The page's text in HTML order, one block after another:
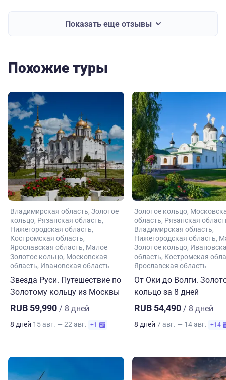
Показать еще отзывы
Похожие туры
Владимирская область Золотое
кольцо Рязанская область
Нижегородская область
Костромская область
Ярославская область Малое
Золотое кольцо Московская
область Ивановская область
Звезда Руси. Путешествие по
Золотому кольцу из Москвы
RUB 59,990 / 8 дней
8 дней 15 авг. — 22 авг. +1
Золотое кольцо
область Рязанская
Владимирская область
Нижегородская область
Золотое кольцо
область Костромская
Ярославская область
От Оки до Волги.
кольцо за 8 дней
RUB 54,490 / 8 дней
8 дней 7 авг. — 14 авг. +14